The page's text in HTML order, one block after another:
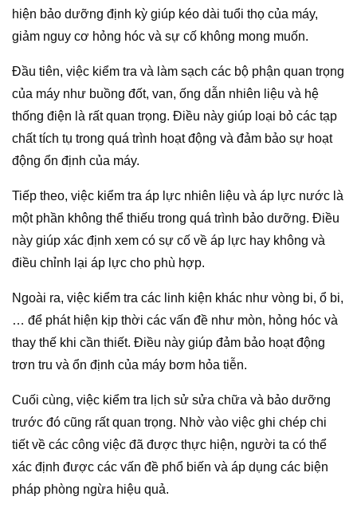
hiện bảo dưỡng định kỳ giúp kéo dài tuổi thọ của máy,
giảm nguy cơ hỏng hóc và sự cố không mong muốn.
Đầu tiên, việc kiểm tra và làm sạch các bộ phận quan trọng
của máy như buồng đốt, van, ống dẫn nhiên liệu và hệ
thống điện là rất quan trọng. Điều này giúp loại bỏ các tạp
chất tích tụ trong quá trình hoạt động và đảm bảo sự hoạt
động ổn định của máy.
Tiếp theo, việc kiểm tra áp lực nhiên liệu và áp lực nước là
một phần không thể thiếu trong quá trình bảo dưỡng. Điều
này giúp xác định xem có sự cố về áp lực hay không và
điều chỉnh lại áp lực cho phù hợp.
Ngoài ra, việc kiểm tra các linh kiện khác như vòng bi, ổ bi,
… để phát hiện kịp thời các vấn đề như mòn, hỏng hóc và
thay thế khi cần thiết. Điều này giúp đảm bảo hoạt động
trơn tru và ổn định của máy bơm hỏa tiễn.
Cuối cùng, việc kiểm tra lịch sử sửa chữa và bảo dưỡng
trước đó cũng rất quan trọng. Nhờ vào việc ghi chép chi
tiết về các công việc đã được thực hiện, người ta có thể
xác định được các vấn đề phổ biến và áp dụng các biện
pháp phòng ngừa hiệu quả.